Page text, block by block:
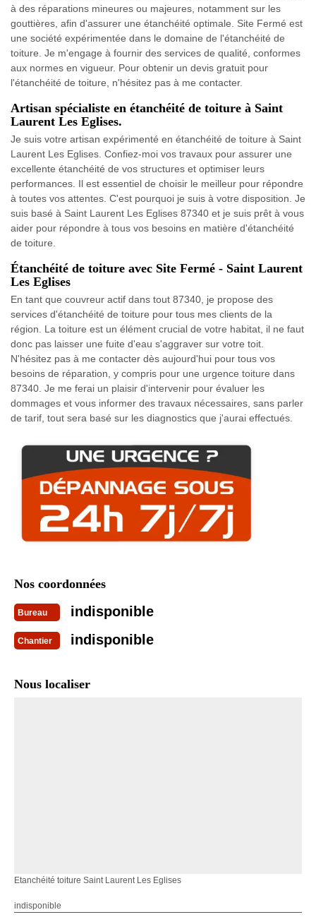
à des réparations mineures ou majeures, notamment sur les
gouttières, afin d'assurer une étanchéité optimale. Site Fermé est
une société expérimentée dans le domaine de l'étanchéité de
toiture. Je m'engage à fournir des services de qualité, conformes
aux normes en vigueur. Pour obtenir un devis gratuit pour
l'étanchéité de toiture, n'hésitez pas à me contacter.
Artisan spécialiste en étanchéité de toiture à Saint
Laurent Les Eglises.
Je suis votre artisan expérimenté en étanchéité de toiture à Saint
Laurent Les Eglises. Confiez-moi vos travaux pour assurer une
excellente étanchéité de vos structures et optimiser leurs
performances. Il est essentiel de choisir le meilleur pour répondre
à toutes vos attentes. C'est pourquoi je suis à votre disposition. Je
suis basé à Saint Laurent Les Eglises 87340 et je suis prêt à vous
aider pour répondre à tous vos besoins en matière d'étanchéité
de toiture.
Étanchéité de toiture avec Site Fermé - Saint Laurent
Les Eglises
En tant que couvreur actif dans tout 87340, je propose des
services d'étanchéité de toiture pour tous mes clients de la
région. La toiture est un élément crucial de votre habitat, il ne faut
donc pas laisser une fuite d'eau s'aggraver sur votre toit.
N'hésitez pas à me contacter dès aujourd'hui pour tous vos
besoins de réparation, y compris pour une urgence toiture dans
87340. Je me ferai un plaisir d'intervenir pour évaluer les
dommages et vous informer des travaux nécessaires, sans parler
de tarif, tout sera basé sur les diagnostics que j'aurai effectués.
Nos coordonnées
Bureau indisponible
Chantier indisponible
Nous localiser
Etanchéité toiture Saint Laurent Les Eglises
indisponible